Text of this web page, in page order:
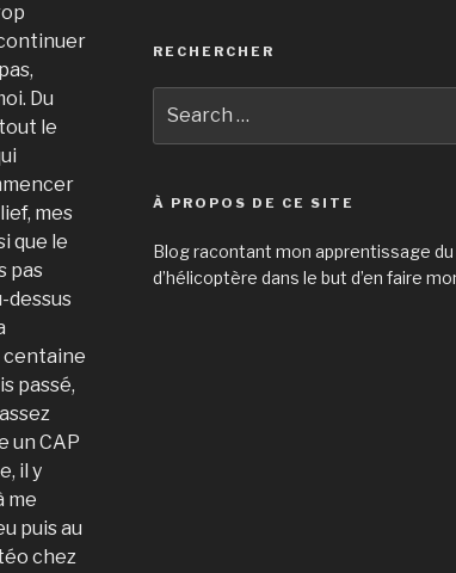
Du
le
mes
que le
pas
dessus
centaine
passé,
un CAP
il y
me
puis au
chez
RECHERCHER
for:
À PROPOS DE CE SITE
Blog racontant mon apprentissage
d’hélicoptère dans le but d’en faire